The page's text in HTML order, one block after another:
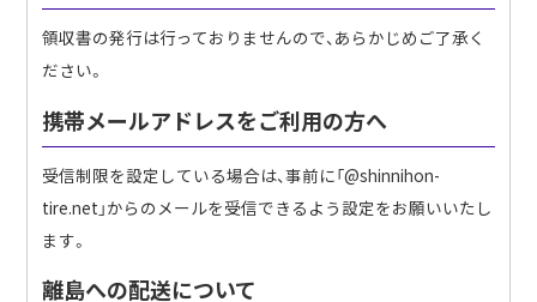
領収書の発行は行っておりませんので、あらかじめご了承く
ださい。
携帯メールアドレスをご利用の方へ
受信制限を設定している場合は、事前に「@shinnihon-
tire.net」からのメールを受信できるよう設定をお願いいたし
ます。
離島への配送について